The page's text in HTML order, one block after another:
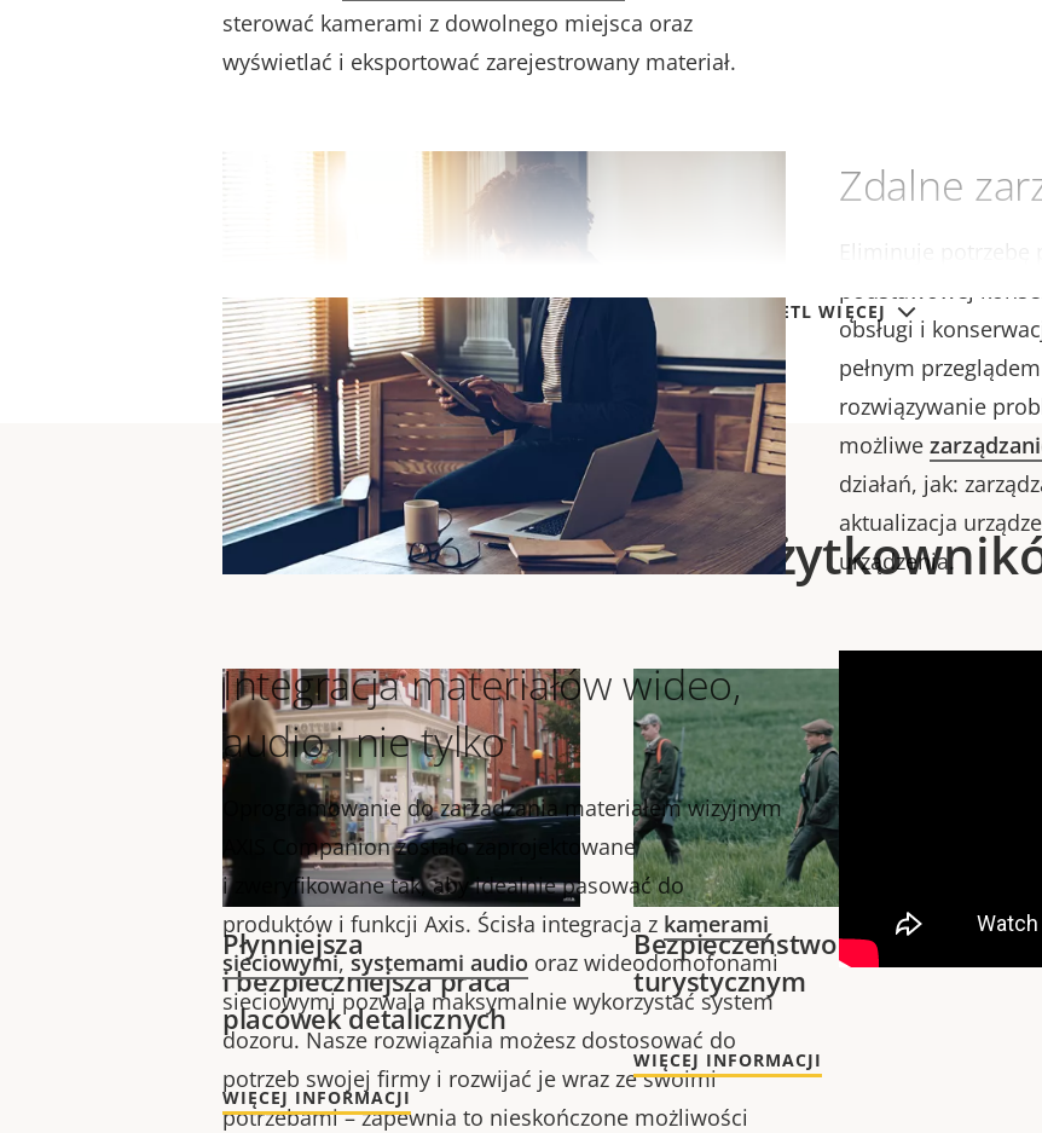
WYŚWIETL WIĘCEJ
sterować kamerami z dowolnego miejsca oraz
wyświetlać i eksportować zarejestrowany materiał.
Zdalne
Eliminuje potrzebę
podstawowej
obsługi i
pełnym
rozwiązywanie
możliwe
działań, jak:
aktualizacja
urządzenia.
Integracja materiałów wideo,
audio i nie tylko
Oprogramowanie do zarzadzania materiałem wizyjnym
AXIS Companion zostało zaprojektowane
i zweryfikowane tak, aby idealnie pasować do
produktów i funkcji Axis. Ścisła integracja z kamerami
sieciowymi,systemami audio oraz wideodomofonami
sieciowymi pozwala maksymalnie wykorzystać system
dozoru. Nasze rozwiązania możesz dostosować do
potrzeb swojej firmy i rozwijać je wraz ze swoimi
potrzebami – zapewnia to nieskończone możliwości
Historie
Płynniejsza
i bezpieczniejsza praca
placówek detalicznych
WIĘCEJ INFORMACJI
Bezpieczeństwo w sklepie
turystycznym
WIĘCEJ INFORMACJI